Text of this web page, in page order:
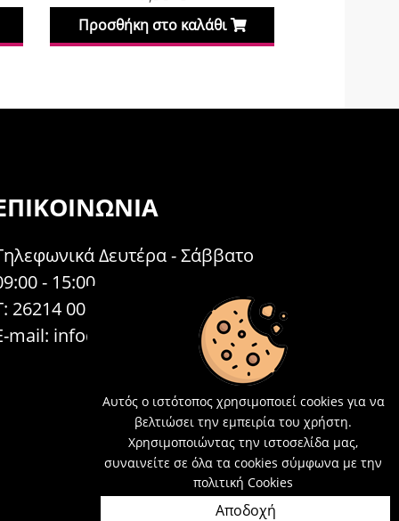
Προσθήκη στο καλάθι
Δευτέρα - Σάββατο
- 15:00
26214 00104
mail: info@acosmetics.gr
Αυτός ο ιστότοπος χρησιμοποιεί cookies για να
βελτιώσει την εμπειρία του χρήστη.
Χρησιμοποιώντας την ιστοσελίδα μας,
συναινείτε σε όλα τα cookies σύμφωνα με την
πολιτική Cookies
Αποδοχή